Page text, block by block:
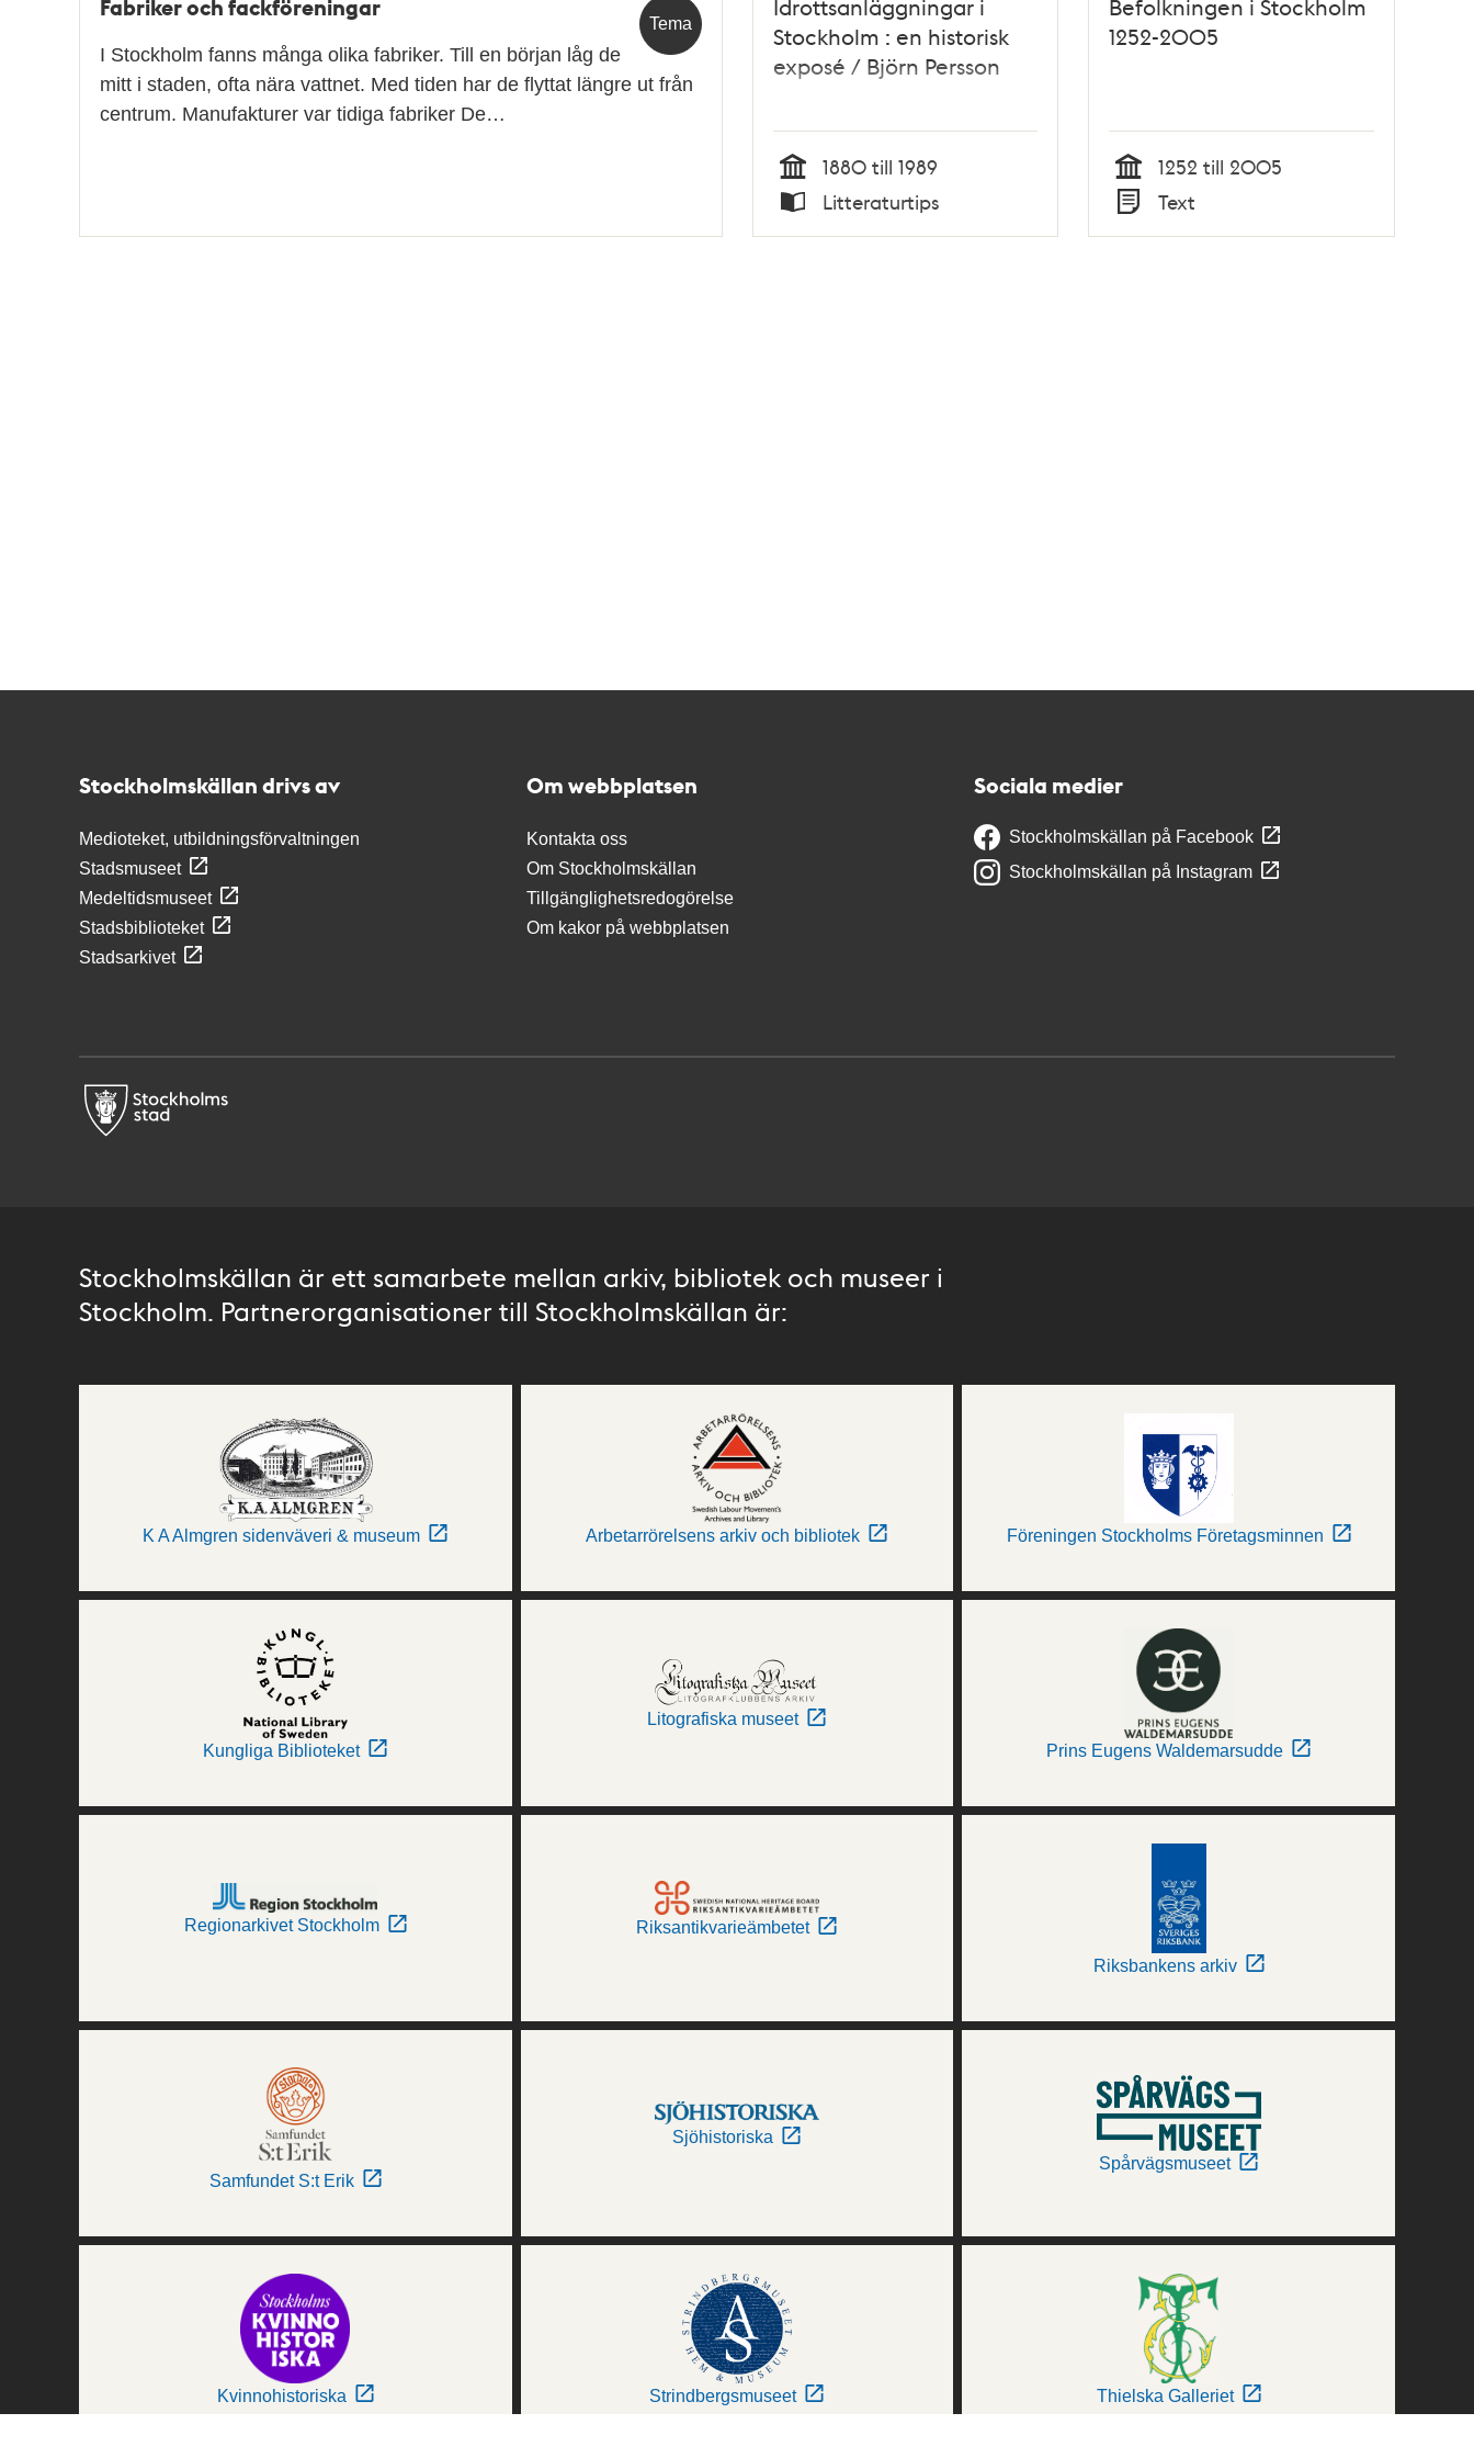
Tema
Fabriker och fackföreningar
I Stockholm fanns många olika fabriker. Till en början låg de
mitt i staden, ofta nära vattnet. Med tiden har de flyttat längre ut från
centrum. Manufakturer var tidiga fabriker De…
Idrottsanläggningar i
Stockholm : en historisk
exposé / Björn Persson
Tid
1880 till 1989
Typ
Litteraturtips
Befolkningen i Stockholm
1252-2005
Tid
1252 till 2005
Typ
Text
Stockholmskällan drivs av
Medioteket, utbildningsförvaltningen
Stadsmuseet
Medeltidsmuseet
Stadsbiblioteket
Stadsarkivet
Om webbplatsen
Kontakta oss
Om Stockholmskällan
Tillgänglighetsredogörelse
Om kakor på webbplatsen
Sociala medier
Stockholmskällan på Facebook
Stockholmskällan på Instagram
Stockholmskällan är ett samarbete mellan arkiv, bibliotek och museer i
Stockholm. Partnerorganisationer till Stockholmskällan är:
K A Almgren sidenväveri & museum Arbetarrörelsens arkiv och bibliotek Föreningen Stockholms Företagsminnen
Kungliga Biblioteket
Litografiska museet
Prins Eugens Waldemarsudde
Regionarkivet Stockholm Riksantikvarieämbetet
Riksbankens arkiv
Samfundet S:t Erik
Sjöhistoriska
Spårvägsmuseet
Kvinnohistoriska Strindbergsmuseet Thielska Galleriet